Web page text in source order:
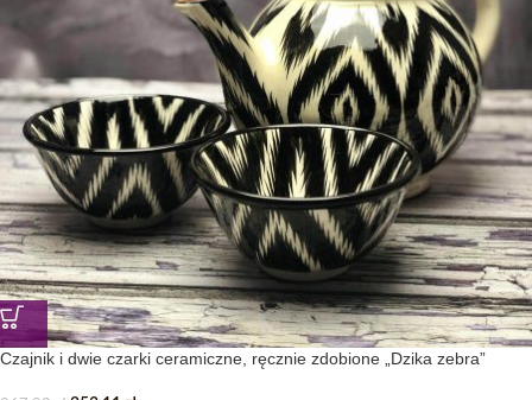
Czajnik i dwie czarki ceramiczne, ręcznie zdobione „Dzika zebra”